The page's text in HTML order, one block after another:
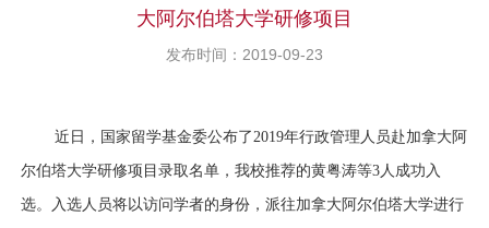
大阿尔伯塔大学研修项目
发布时间：2019-09-23
近日，国家留学基金委公布了 2019年行政管理人员赴加拿大阿
尔伯塔大学研修项目录取名单，我校推荐的黄粤涛等3 人成功入
选。入选人员将以访问学者的身份，派往加拿大阿尔伯塔大学进行